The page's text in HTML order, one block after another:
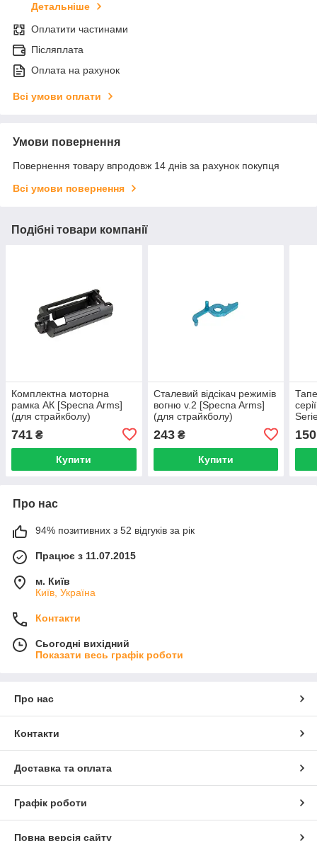
Детальніше
Оплатити частинами
Післяплата
Оплата на рахунок
Всі умови оплати
Умови повернення
Повернення товару впродовж 14 днів за рахунок покупця
Всі умови повернення
Подібні товари компанії
Комплектна моторна
рамка АК [Specna Arms]
(для страйкболу)
741 ₴
Купити
Сталевий відсікач режимів
вогню v.2 [Specna Arms]
(для страйкболу)
243₴
Купити
150
Про нас
94% позитивних з 52 відгуків за рік
Працює з 11.07.2015
м. Київ
Київ, Україна
Контакти
Сьогодні вихідний
Показати весь графік роботи
Про нас
Контакти
Доставка та оплата
Графік роботи
Повна версія сайту